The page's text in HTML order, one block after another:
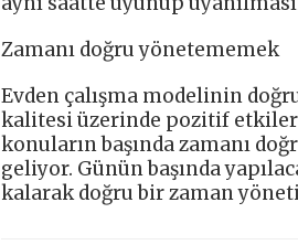
Zamanı doğru yönetememek
Evden çalışma modelinin
kalitesi üzerinde pozitif
konuların başında zamanı
geliyor. Günün başında
kalarak doğru bir zaman